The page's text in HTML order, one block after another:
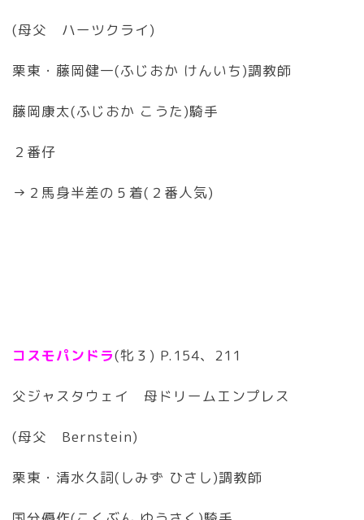
(母父 ハーツクライ)
栗東・藤岡健一(ふじおか けんいち)調教師
藤岡康太(ふじおか こうた)騎手
２番仔
→２馬身半差の５着(２番人気)
コスモパンドラ(牝３) P.154、211
父ジャスタウェイ 母ドリームエンプレス
(母父 Bernstein)
栗東・清水久詞(しみず ひさし)調教師